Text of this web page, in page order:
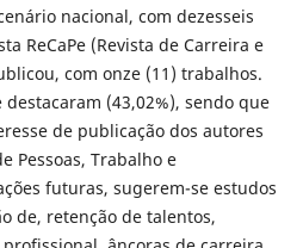
nacional, com dezesseis
ReCaPe (Revista de Carreira e
com onze (11) trabalhos.
(43,02%), sendo que
de publicação dos autores
Pessoas, Trabalho e
futuras, sugerem-se estudos
de, retenção de talentos,